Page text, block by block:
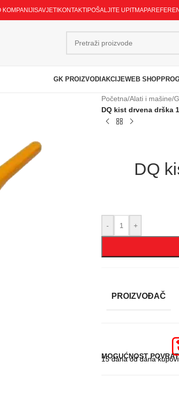
KOMPANIJI SAVJETI KONTAKTI POŠALJITE UPITMAPA
GK PROIZVODI AKCIJEWEB SHOP
Početna/Alati i mašine/
DQ kist drvena drška
DQ
- +
PROIZVOĐAČ
MOGUĆNOST
15 dana od dana